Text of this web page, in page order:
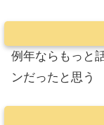
例年ならもっと
ンだったと思う